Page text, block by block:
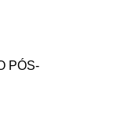
PÓS-